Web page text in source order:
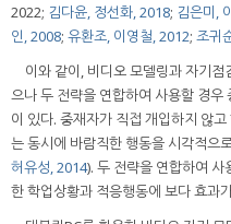
2022; 김다윤, 정선화, 2018; 김은미,
인, 2008; 유환조, 이영철, 2012; 조귀
이와 같이, 비디오 모델링과 자기
으나 두 전략을 연합하여 사용할 경우
이 있다. 중재자가 직접 개입하지 않
는 동시에 바람직한 행동을 시각적으
허유성, 2014). 두 전략을 연합하여
한 학업상황과 적응행동에 보다 효과